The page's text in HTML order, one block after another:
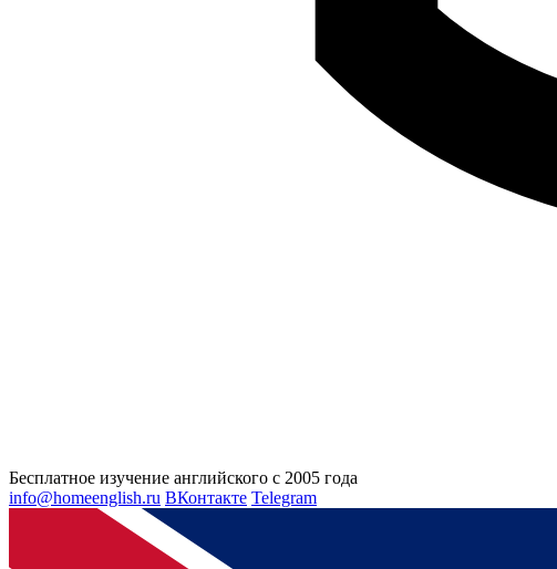
Бесплатное изучение английского с 2005 года
info@homeenglish.ru ВКонтакте Telegram